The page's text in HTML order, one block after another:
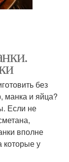
без
манка и яйца?
Если не
вполне
которые у